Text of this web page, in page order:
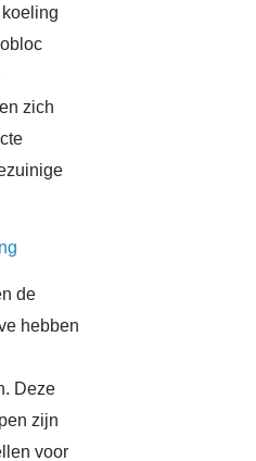
zich
de
hebben
Deze
zijn
voor